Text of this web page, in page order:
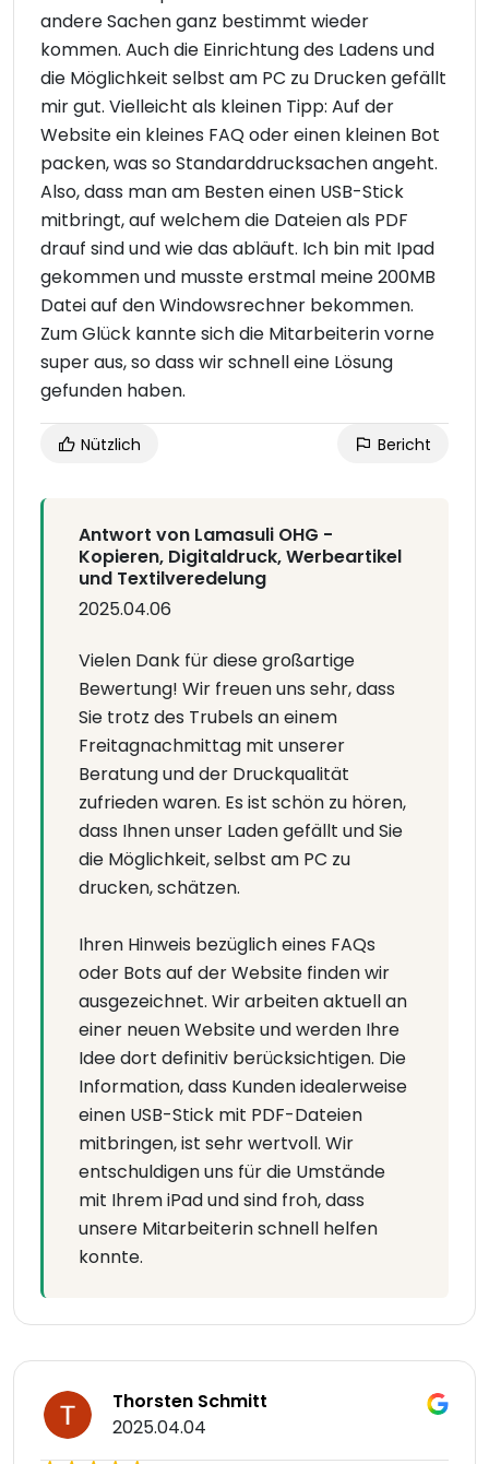
andere Sachen ganz bestimmt wieder
kommen. Auch die Einrichtung des Ladens und
die Möglichkeit selbst am PC zu Drucken gefällt
mir gut. Vielleicht als kleinen Tipp: Auf der
Website ein kleines FAQ oder einen kleinen Bot
packen, was so Standarddrucksachen angeht.
Also, dass man am Besten einen USB-Stick
mitbringt, auf welchem die Dateien als PDF
drauf sind und wie das abläuft. Ich bin mit Ipad
gekommen und musste erstmal meine 200MB
Datei auf den Windowsrechner bekommen.
Zum Glück kannte sich die Mitarbeiterin vorne
super aus, so dass wir schnell eine Lösung
gefunden haben.
Nützlich Bericht
Antwort von Lamasuli OHG -
Kopieren, Digitaldruck, Werbeartikel
und Textilveredelung
2025.04.06
Vielen Dank für diese großartige
Bewertung! Wir freuen uns sehr, dass
Sie trotz des Trubels an einem
Freitagnachmittag mit unserer
Beratung und der Druckqualität
zufrieden waren. Es ist schön zu hören,
dass Ihnen unser Laden gefällt und Sie
die Möglichkeit, selbst am PC zu
drucken, schätzen.
Ihren Hinweis bezüglich eines FAQs
oder Bots auf der Website finden wir
ausgezeichnet. Wir arbeiten aktuell an
einer neuen Website und werden Ihre
Idee dort definitiv berücksichtigen. Die
Information, dass Kunden idealerweise
einen USB-Stick mit PDF-Dateien
mitbringen, ist sehr wertvoll. Wir
entschuldigen uns für die Umstände
mit Ihrem iPad und sind froh, dass
unsere Mitarbeiterin schnell helfen
konnte.
Thorsten Schmitt
2025.04.04